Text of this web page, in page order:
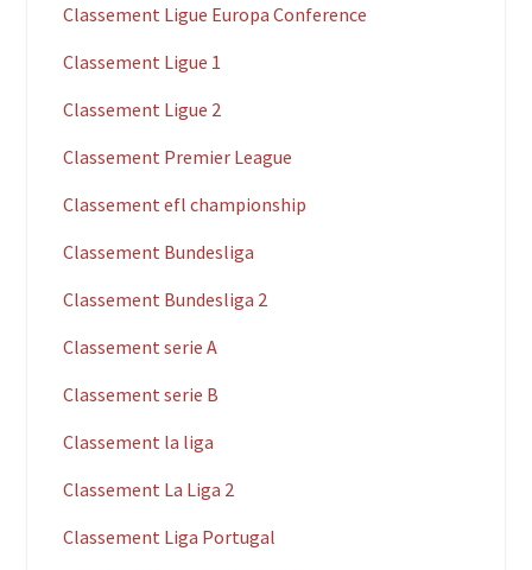
Classement Ligue Europa Conference
Classement Ligue 1
Classement Ligue 2
Classement Premier League
Classement efl championship
Classement Bundesliga
Classement Bundesliga 2
Classement serie A
Classement serie B
Classement la liga
Classement La Liga 2
Classement Liga Portugal